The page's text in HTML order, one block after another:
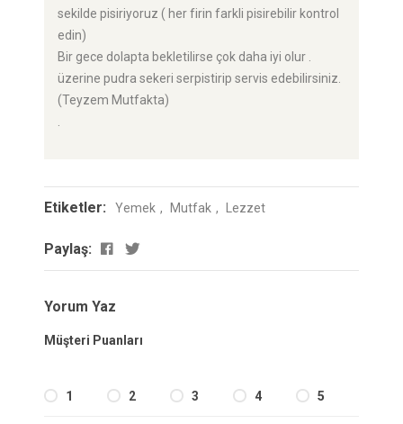
sekilde pisiriyoruz ( her firin farkli pisirebilir kontrol
edin)
Bir gece dolapta bekletilirse çok daha iyi olur .
üzerine pudra sekeri serpistirip servis edebilirsiniz.
(Teyzem Mutfakta)
Etiketler: Yemek Mutfak Lezzet
Paylaş:
Yorum Yaz
Müşteri Puanları
1 2 3 4 5